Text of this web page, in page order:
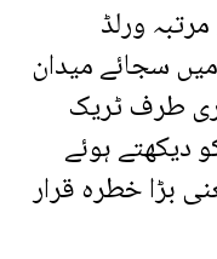
ورلڈ
سجائے میدان
طرف ٹریک
دیکھتے ہوئے
بڑا خطرہ قرار